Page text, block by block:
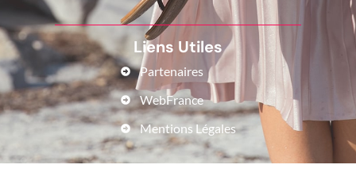
Liens Utiles
Partenaires
WebFrance
Mentions Légales